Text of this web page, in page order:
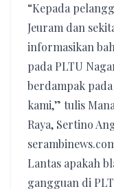
“Kepada
Jeuram dan
informasikan
pada PLTU
berdampak
kami,” tulis
Raya, Sertino
Lantas apakah
gangguan di